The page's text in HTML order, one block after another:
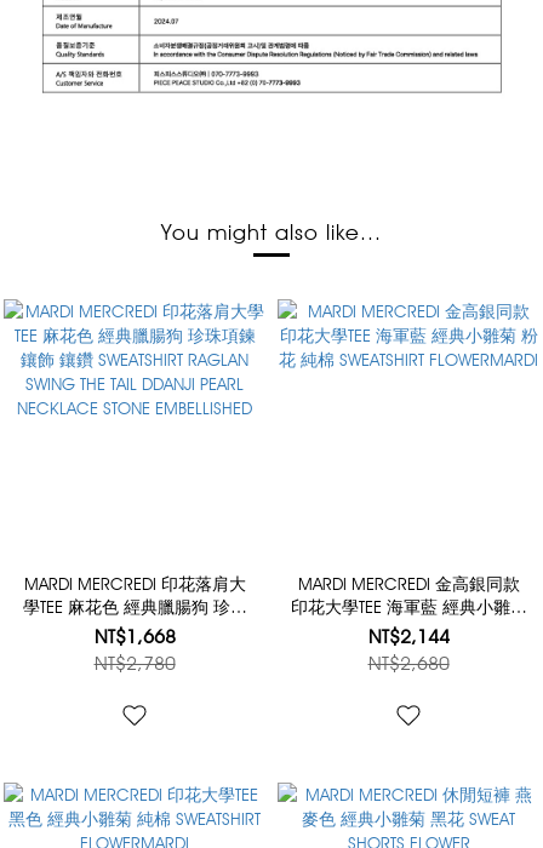
You might also like...
MARDI MERCREDI 印花落肩大
學TEE 麻花色 經典臘腸狗 珍珠
項鍊 鑲飾 鑲鑽 SWEATSHIRT
RAGLAN SWING THE TAIL DDANJI
PEARL NECKLACE STONE
NT$1,668
NT$2,780
MARDI MERCREDI 金高銀同款
印花大學TEE 海軍藍 經典小雛菊
粉花 純棉 SWEATSHIRT
FLOWERMARDI
NT$2,144
NT$2,680